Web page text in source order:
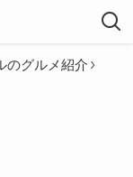
のグルメ紹介